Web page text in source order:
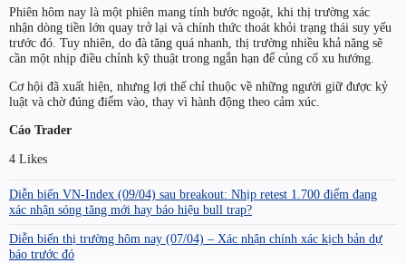
Phiên hôm nay là một phiên mang tính bước ngoặt, khi thị trường xác
nhận dòng tiền lớn quay trở lại và chính thức thoát khỏi trạng thái suy yếu
trước đó. Tuy nhiên, do đà tăng quá nhanh, thị trường nhiều khả năng sẽ
cần một nhịp điều chỉnh kỹ thuật trong ngắn hạn để củng cố xu hướng.
Cơ hội đã xuất hiện, nhưng lợi thế chỉ thuộc về những người giữ được kỷ
luật và chờ đúng điểm vào, thay vì hành động theo cảm xúc.
Cáo Trader
4 Likes
Diễn biến VN-Index (09/04) sau breakout: Nhịp retest 1.700 điểm đang
xác nhận sóng tăng mới hay báo hiệu bull trap?
Diễn biến thị trường hôm nay (07/04) – Xác nhận chính xác kịch bản dự
báo trước đó